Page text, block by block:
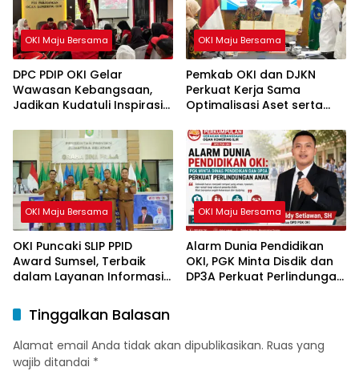
OKI Maju Bersama
DPC PDIP OKI Gelar
Wawasan Kebangsaan,
Jadikan Kudatuli Inspirasi
OKI Maju Bersama
Pemkab OKI dan DJKN
Perkuat Kerja Sama
Optimalisasi Aset serta
OKI Maju Bersama
OKI Puncaki SLIP PPID
Award Sumsel, Terbaik
dalam Layanan Informasi
OKI Maju Bersama
Alarm Dunia Pendidikan
OKI, PGK Minta Disdik dan
DP3A Perkuat Perlindungan
Tinggalkan Balasan
Alamat email Anda tidak akan dipublikasikan. Ruas yang
wajib ditandai *